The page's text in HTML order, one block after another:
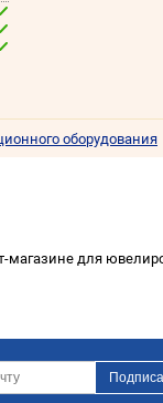
оборудования
магазине для